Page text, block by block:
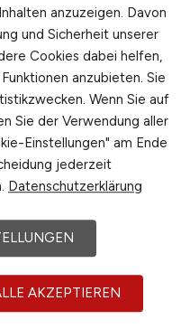
sich mit hoher
Technologien,
und
prägen die
den Unternehmen.
es entscheidend,
richtigen Zeit zu
bei der
von
zu verbessern
die exakt zum
anzuzeigen. Davon
und Sicherheit unserer
Cookies dabei helfen,
anzubieten. Sie
Wenn Sie auf
Sie der Verwendung aller
Einstellungen" am Ende
jederzeit
Datenschutzerklärung
AKZEPTIEREN